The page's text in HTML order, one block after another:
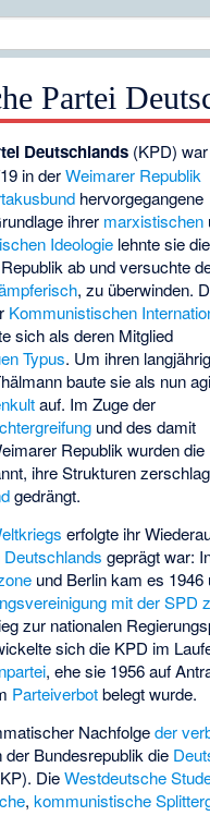
Partei
Deutschlands (KPD)
in derWeimarer Republik
hervorgegangene
ihrer marxistischen
Ideologie lehnte sie die
ab und versuchte
, zu überwinden.
Kommunistischen
sich als deren Mitglied
Typus. Um ihren
baute sie als nun
auf. Im Zuge der
und des damit
Republik wurden die
ihre Strukturen
gedrängt.
erfolgte ihr
Deutschlands geprägt war:
und Berlin kam es 1946
mit der SPD
zur nationalen
sich die KPD im
, ehe sie 1956 auf
Parteiverbotbelegt wurde.
Nachfolgeder
Bundesrepublik die
DieWestdeutsche
,kommunistische